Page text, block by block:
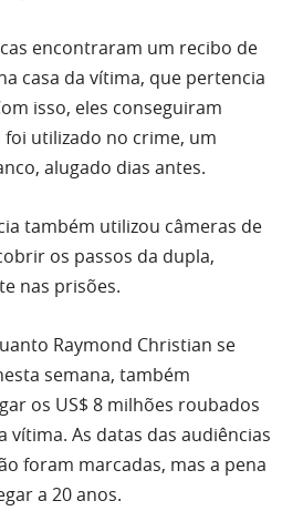
encontraram um recibo de
casa da vítima, que pertencia
isso, eles conseguiram
utilizado no crime, um
alugado dias antes.
também utilizou câmeras de
os passos da dupla,
nas prisões.
Raymond Christian se
semana, também
os US$ 8 milhões roubados
vítima. As datas das audiências
foram marcadas, mas a pena
a 20 anos.